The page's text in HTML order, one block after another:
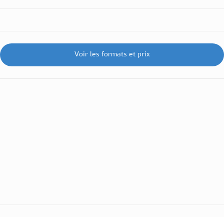
Voir les formats et prix